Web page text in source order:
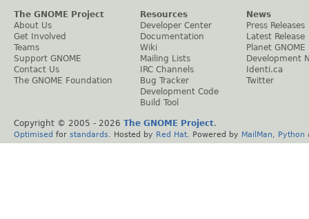
The GNOME Project
About Us
Get Involved
Teams
Support GNOME
Contact Us
The GNOME Foundation
Resources
Developer Center
Documentation
Wiki
Mailing Lists
IRC Channels
Bug Tracker
Development Code
Build Tool
News
Press Releases
Latest Release
Planet GNOME
Development
Identi.ca
Twitter
Copyright © 2005 - 2026 The GNOME Project.
Optimised for standards . Hosted by Red Hat . Powered by MailMan Python